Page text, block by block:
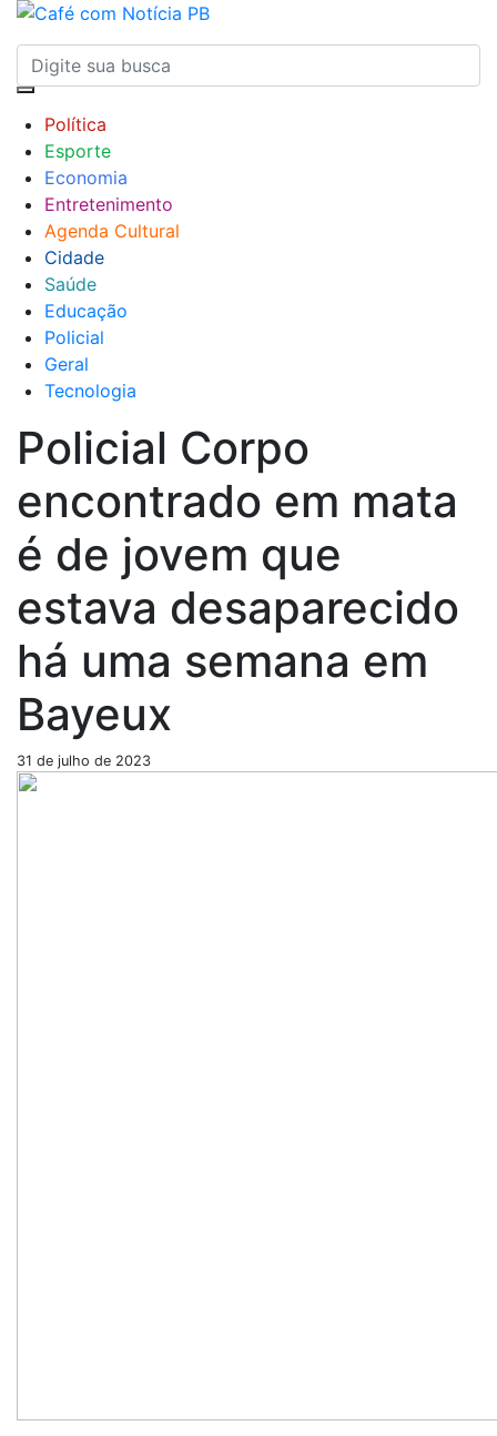
Política
Esporte
Economia
Entretenimento
Agenda Cultural
Cidade
Saúde
Educação
Policial
Geral
Tecnologia
Policial Corpo
encontrado em mata
é de jovem que
estava desaparecido
há uma semana em
Bayeux
31 de julho de 2023